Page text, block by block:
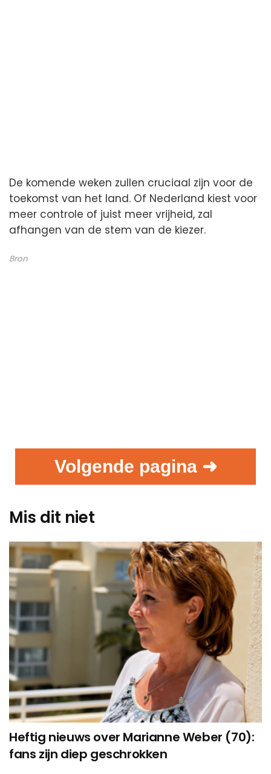
De komende weken zullen cruciaal zijn voor de
toekomst van het land. Of Nederland kiest voor
meer controle of juist meer vrijheid, zal
afhangen van de stem van de kiezer.
Bron
Volgende pagina ➜
Mis dit niet
Heftig nieuws over Marianne Weber (70):
fans zijn diep geschrokken